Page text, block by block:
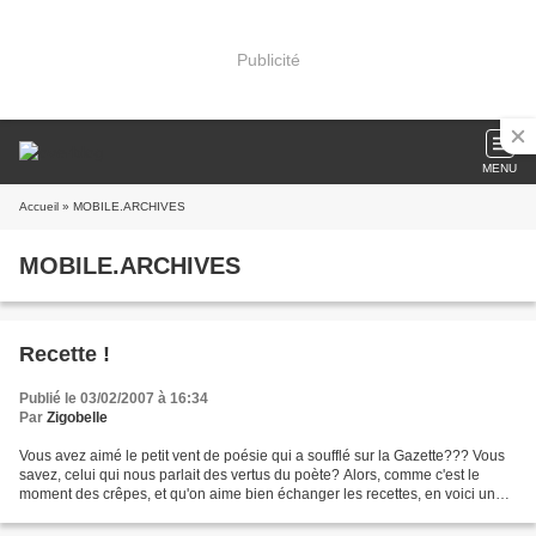
Publicité
MENU
Accueil » MOBILE.ARCHIVES
MOBILE.ARCHIVES
Recette !
Publié le 03/02/2007 à 16:34
Par Zigobelle
Vous avez aimé le petit vent de poésie qui a soufflé sur la Gazette??? Vous
savez, celui qui nous parlait des vertus du poète? Alors, comme c'est le
moment des crêpes, et qu'on aime bien échanger les recettes, en voici une